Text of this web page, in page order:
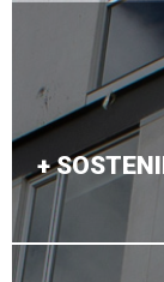
+
Soluciones y
para cumplir
estrictos.